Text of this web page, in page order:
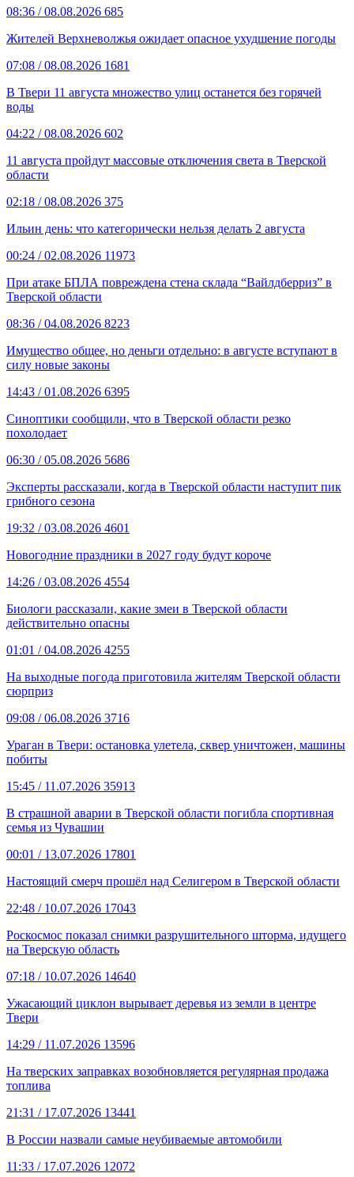
08:36 / 08.08.2026 685
Жителей Верхневолжья ожидает опасное ухудшение погоды
07:08 / 08.08.2026 1681
В Твери 11 августа множество улиц останется без горячей
воды
04:22 / 08.08.2026 602
11 августа пройдут массовые отключения света в Тверской
области
02:18 / 08.08.2026 375
Ильин день: что категорически нельзя делать 2 августа
00:24 / 02.08.2026 11973
При атаке БПЛА повреждена стена склада “Вайлдберриз” в
Тверской области
08:36 / 04.08.2026 8223
Имущество общее, но деньги отдельно: в августе вступают в
силу новые законы
14:43 / 01.08.2026 6395
Синоптики сообщили, что в Тверской области резко
похолодает
06:30 / 05.08.2026 5686
Эксперты рассказали, когда в Тверской области наступит пик
грибного сезона
19:32 / 03.08.2026 4601
Новогодние праздники в 2027 году будут короче
14:26 / 03.08.2026 4554
Биологи рассказали, какие змеи в Тверской области
действительно опасны
01:01 / 04.08.2026 4255
На выходные погода приготовила жителям Тверской области
сюрприз
09:08 / 06.08.2026 3716
Ураган в Твери: остановка улетела, сквер уничтожен, машины
побиты
15:45 / 11.07.2026 35913
В страшной аварии в Тверской области погибла спортивная
семья из Чувашии
00:01 / 13.07.2026 17801
Настоящий смерч прошёл над Селигером в Тверской области
22:48 / 10.07.2026 17043
Роскосмос показал снимки разрушительного шторма, идущего
на Тверскую область
07:18 / 10.07.2026 14640
Ужасающий циклон вырывает деревья из земли в центре
Твери
14:29 / 11.07.2026 13596
На тверских заправках возобновляется регулярная продажа
топлива
21:31 / 17.07.2026 13441
В России назвали самые неубиваемые автомобили
11:33 / 17.07.2026 12072